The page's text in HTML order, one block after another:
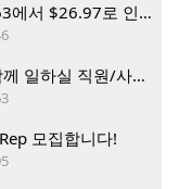
대한부인회 2026년 간병인 시급 $22. 63에서 $26.97로 인상. 지금 간병인들을 모집합니다
KENT에 위치한 자동차 수리업소에서 함께 일하실 직원/사무직원 구합니다.
모집합니다!